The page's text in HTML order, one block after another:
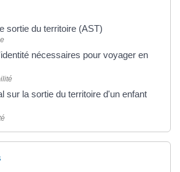
sortie du territoire (AST)
nécessaires pour voyager en
sur la sortie du territoire d'un enfant